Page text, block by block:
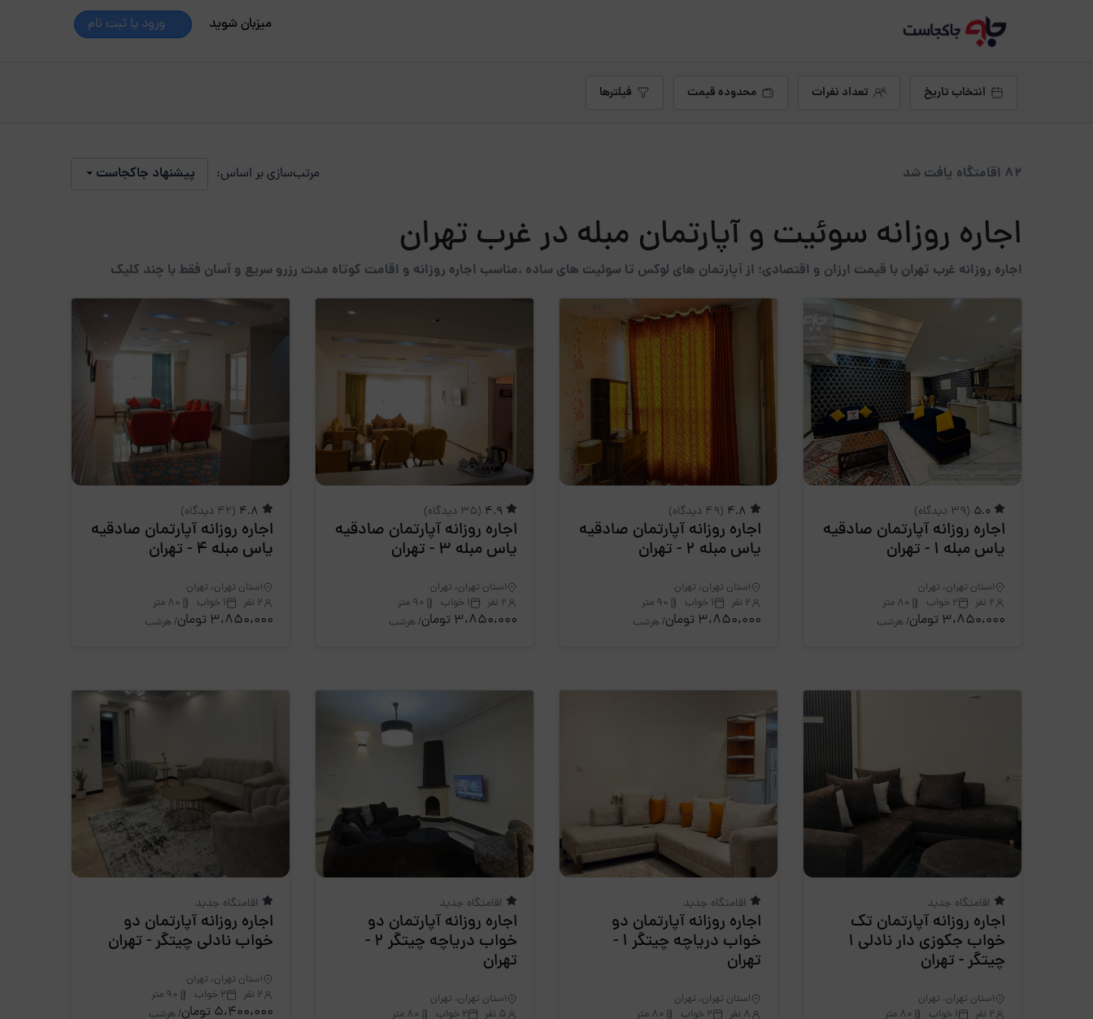
میزبان شوید ورود یا ثبت نام
انتخاب تاریخ تعداد نفرات محدوده قیمت فیلترها
82 اقامتگاه یافت شد مرتب‌سازی بر اساس: پیشنهاد جاکجاست
اجاره روزانه سوئیت و آپارتمان مبله در غرب تهران
اجاره روزانه غرب تهران با قیمت ارزان و اقتصادی؛ از آپارتمان های لوکس تا سوئیت های ساده ،مناسب اجاره روزانه و اقامت کوتاه مدت رزرو سریع و آسان فقط با چند کلیک
(39 دیدگاه)
اجاره روزانه آپارتمان صادقیه
یاس مبله 1 - تهران
استان تهران، تهران
2 نفر
2 خواب 80 متر
3،850،000 تومان / هرشب
(49 دیدگاه)
اجاره روزانه آپارتمان صادقیه
یاس مبله 2 - تهران
استان تهران، تهران
2 نفر
1 خواب 90 متر
3،850،000 تومان / هرشب
(35 دیدگاه)
اجاره روزانه آپارتمان صادقیه
یاس مبله 3 - تهران
استان تهران، تهران
2 نفر
1 خواب 90 متر
3،850،000 تومان / هرشب
(42 دیدگاه)
اجاره روزانه آپارتمان صادقیه
یاس مبله 4 - تهران
استان تهران، تهران
2 نفر
1 خواب 80 متر
3،850،000 تومان / هرشب
اقامتگاه جدید
اجاره روزانه آپارتمان تک
خواب جکوزی دار نادلی 1
چیتگر - تهران
استان تهران، تهران
2 نفر
1 خواب 80 متر
اقامتگاه جدید
اجاره روزانه آپارتمان دو
خواب دریاچه چیتگر 1 -
تهران
استان تهران، تهران
8 نفر
2 خواب 80 متر
اقامتگاه جدید
اجاره روزانه آپارتمان دو
خواب دریاچه چیتگر 2 -
تهران
استان تهران، تهران
5 نفر
2 خواب 80 متر
اقامتگاه جدید
اجاره روزانه آپارتمان دو
خواب نادلی چیتگر - تهران
استان تهران، تهران
2 نفر
2 خواب 90 متر
5،400،000 تومان / هرشب